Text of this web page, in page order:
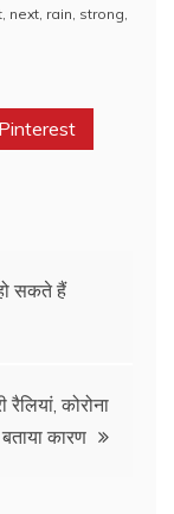
, next, rain, strong,
Pinterest
सकते हैं
रैलियां, कोरोना
कारण